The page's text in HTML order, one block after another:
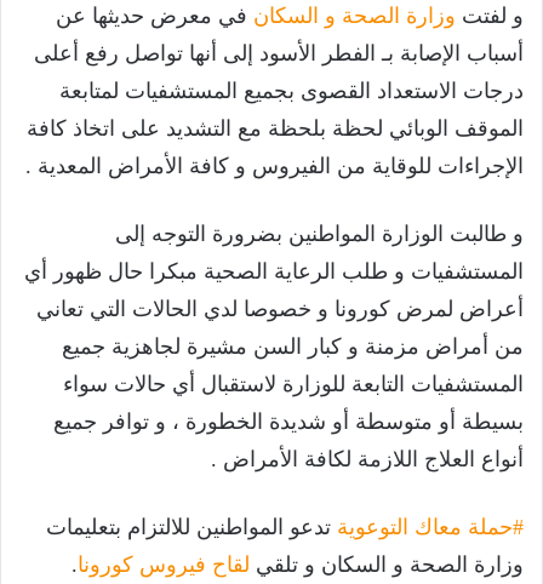
و لفتت وزارة الصحة و السكان في معرض حديثها عن
أسباب الإصابة بـ الفطر الأسود إلى أنها تواصل رفع أعلى
درجات الاستعداد القصوى بجميع المستشفيات لمتابعة
الموقف الوبائي لحظة بلحظة مع التشديد على اتخاذ كافة
الإجراءات للوقاية من الفيروس و كافة الأمراض المعدية .
و طالبت الوزارة المواطنين بضرورة التوجه إلى
المستشفيات و طلب الرعاية الصحية مبكرا حال ظهور أي
أعراض لمرض كورونا و خصوصا لدي الحالات التي تعاني
من أمراض مزمنة و كبار السن مشيرة لجاهزية جميع
المستشفيات التابعة للوزارة لاستقبال أي حالات سواء
بسيطة أو متوسطة أو شديدة الخطورة ، و توافر جميع
أنواع العلاج اللازمة لكافة الأمراض .
#حملة معاك التوعوية تدعو المواطنين للالتزام بتعليمات
وزارة الصحة و السكان و تلقي لقاح فيروس كورونا.